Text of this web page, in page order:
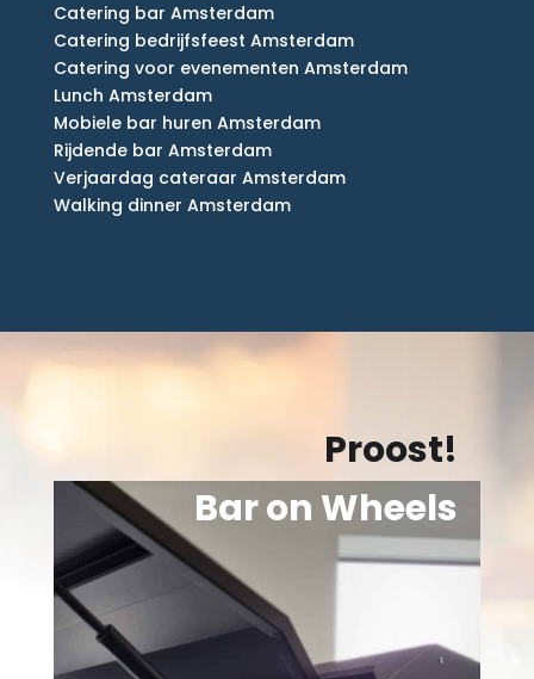
Catering bar Amsterdam
Catering bedrijfsfeest Amsterdam
Catering voor evenementen Amsterdam
Lunch Amsterdam
Mobiele bar huren Amsterdam
Rijdende bar Amsterdam
Verjaardag cateraar Amsterdam
Walking dinner Amsterdam
Proost!
Bar on Wheels